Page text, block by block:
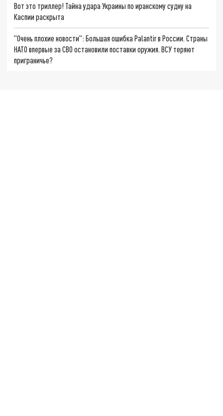
Вот это триллер! Тайна удара Украины по иранскому судну на
Каспии раскрыта
"Очень плохие новости": Большая ошибка Palantir в России. Страны
НАТО впервые за СВО остановили поставки оружия. ВСУ теряют
приграничье?